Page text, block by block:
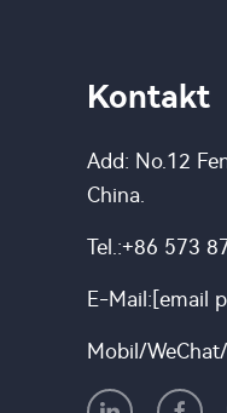
Kontakt
Add: No.12
China.
Tel.:+86 573
E-Mail: [email
Mobil/